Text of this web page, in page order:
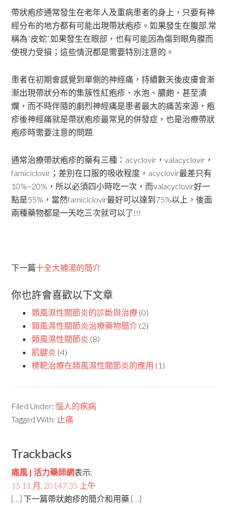
帶狀疱疹通常發生在老年人及重病患者的身上，只要有神
經分布的地方都有可能出現帶狀疱疹。如果發生在腹部,常
稱為”皮蛇”,如果發生在眼部，也有可能因為傷到眼角膜而
使視力受損；這些情況都是需要特別注意的。
患者在初期會感覺到單側的神經痛，持續數天後皮膚會漸
漸出現帶狀分布的集簇性紅疱疹、水泡、膿皰，甚至潰
爛，而不時伴隨的劇烈神經痛是患者最大的痛苦來源，疱
疹後神經痛就是帶狀疱疹最常見的併發症，也是治療帶狀
疱疹時需要注意的問題.
通常治療帶狀疱疹的藥有三種：acyclovir，valacyclovir，
famiciclovir；差別在口服的吸收程度，acyclovir最差只有
10%~20%，所以必須四小時吃一次，而valacyclovir好一
點是55%，當然famiciclovir最好可以達到75%以上，後面
兩種藥物都是一天吃三次就可以了!!!
下一篇十全大補湯的簡介
你也許會喜歡以下文章
類風濕性關節炎的診斷與治療 (0)
類風濕性關節炎治療藥物簡介 (2)
類風濕性關節炎 (8)
肌腱炎 (4)
標靶治療在類風濕性關節炎的應用 (1)
Filed Under:惱人的疾病
Tagged With: 止痛
Trackbacks
痛風 | 活力藥師網表示:
15 11 月, 20147:35 上午
[…] 下一篇帶狀皰疹的簡介和用藥 […]